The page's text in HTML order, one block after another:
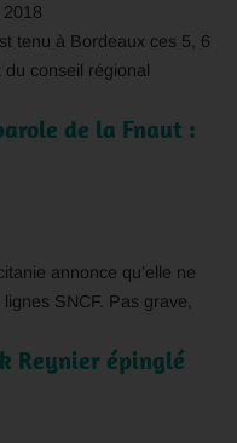
tenu à Bordeaux ces 5, 6
conseil régional
de la Fnaut :
annonce qu’elle ne
SNCF. Pas grave,
Reynier épinglé